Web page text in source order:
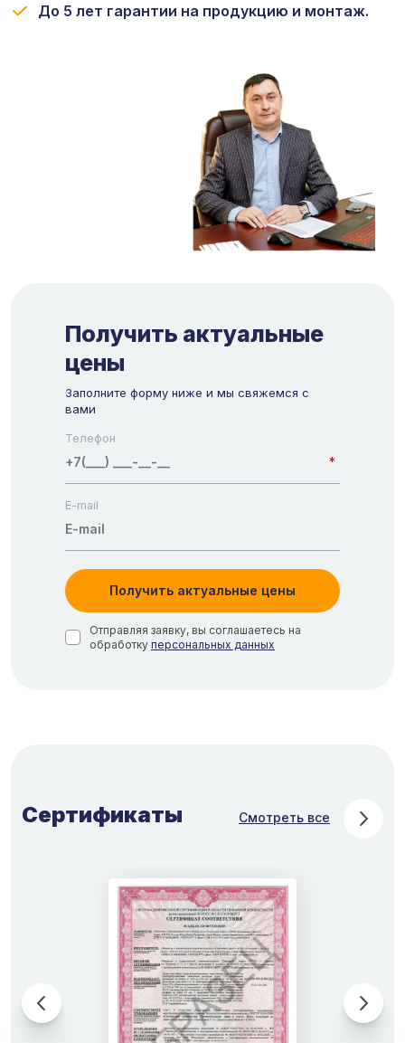
До 5 лет гарантии на продукцию и монтаж.
Получить актуальные
цены
Заполните форму ниже и мы свяжемся с
вами
Телефон
*
E-mail
Получить актуальные цены
Отправляя заявку, вы соглашаетесь на
обработку персональных данных
Сертификаты Смотреть все